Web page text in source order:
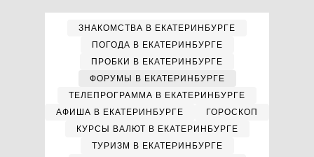
ЗНАКОМСТВА В ЕКАТЕРИНБУРГЕ
ПОГОДА В ЕКАТЕРИНБУРГЕ
ПРОБКИ В ЕКАТЕРИНБУРГЕ
ФОРУМЫ В ЕКАТЕРИНБУРГЕ
ТЕЛЕПРОГРАММА В ЕКАТЕРИНБУРГЕ
АФИША В ЕКАТЕРИНБУРГЕ
ГОРОСКОП
КУРСЫ ВАЛЮТ В ЕКАТЕРИНБУРГЕ
ТУРИЗМ В ЕКАТЕРИНБУРГЕ